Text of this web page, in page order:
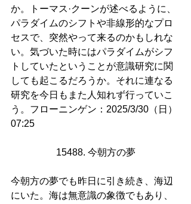
か。トーマス·クーンが述べるように、
パラダイムのシフトや非線形的なプロ
セスで、突然やって来るのかもしれな
い。気づいた時にはパラダイムがシフ
トしていたということが意識研究に関
しても起こるだろうか。それに連なる
研究を今日もまた人知れず行っていこ
う。フローニンゲン：2025/3/30（日）
07:25
15488. 今朝方の夢
今朝方の夢でも昨日に引き続き、海辺
にいた。海は無意識の象徴でもあり、